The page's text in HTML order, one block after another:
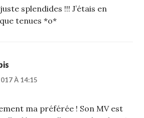
splendides !!! J’étais en
tenues *o*
À 14:15
ma préférée ! Son MV est